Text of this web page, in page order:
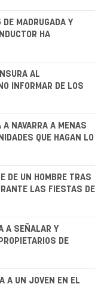
MADRUGADA Y
HA
AL
INFORMAR DE LOS
A NAVARRA A MENAS
QUE HAGAN LO
DE UN HOMBRE TRAS
LAS FIESTAS DE
A SEÑALAR Y
DE
A UN JOVEN EN EL